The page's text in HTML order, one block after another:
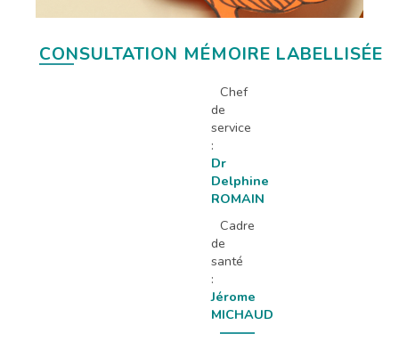
CONSULTATION MÉMOIRE LABELLISÉE
Chef
de
service
:
Dr
Delphine
ROMAIN
Cadre
de
santé
:
Jérome
MICHAUD